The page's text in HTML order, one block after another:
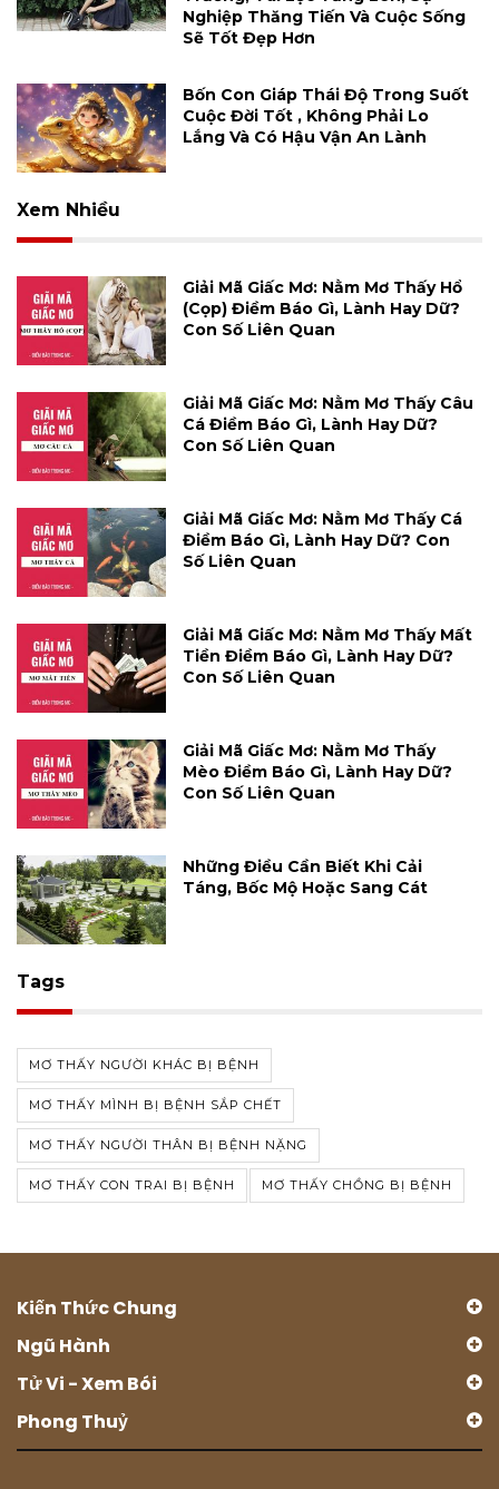
Nghiệp Thăng Tiến Và Cuộc Sống
Sẽ Tốt Đẹp Hơn
Bốn Con Giáp Thái Độ Trong Suốt
Cuộc Đời Tốt , Không Phải Lo
Lắng Và Có Hậu Vận An Lành
Xem Nhiều
Giải Mã Giấc Mơ: Nằm Mơ Thấy Hổ
(cọp) Điềm Báo Gì, Lành Hay Dữ?
Con Số Liên Quan
Giải Mã Giấc Mơ: Nằm Mơ Thấy Câu
Cá Điềm Báo Gì, Lành Hay Dữ?
Con Số Liên Quan
Giải Mã Giấc Mơ: Nằm Mơ Thấy Cá
Điềm Báo Gì, Lành Hay Dữ? Con
Số Liên Quan
Giải Mã Giấc Mơ: Nằm Mơ Thấy Mất
Tiền Điềm Báo Gì, Lành Hay Dữ?
Con Số Liên Quan
Giải Mã Giấc Mơ: Nằm Mơ Thấy
Mèo Điềm Báo Gì, Lành Hay Dữ?
Con Số Liên Quan
Những Điều Cần Biết Khi Cải
Táng, Bốc Mộ Hoặc Sang Cát
Tags
MƠ THẤY NGƯỜI KHÁC BỊ BỆNH
MƠ THẤY MÌNH BỊ BỆNH SẮP CHẾT
MƠ THẤY NGƯỜI THÂN BỊ BỆNH NẶNG
MƠ THẤY CON TRAI BỊ BỆNH MƠ THẤY CHỒNG BỊ BỆNH
Kiến Thức Chung
Ngũ Hành
Tử Vi - Xem Bói
Phong Thuỷ